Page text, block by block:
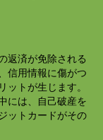
返済が免除される
信用情報に傷がつ
ットが生じます。
には、自己破産を
ットカードがその